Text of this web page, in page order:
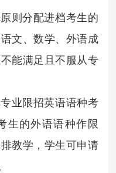
则分配进档考生的
文、数学、外语成
能满足且不服从专
业限招英语语种考
生的外语语种作限
教学，学生可申请